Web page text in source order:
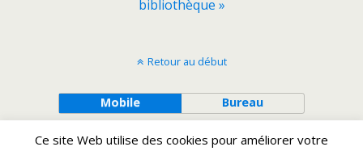
bibliothèque »
Retour au début
Mobile Bureau
Ce site Web utilise des cookies pour améliorer votre